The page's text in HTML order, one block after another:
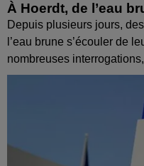
À Hoerdt, de l’eau
Depuis plusieurs jours,
l’eau brune s’écouler de
nombreuses